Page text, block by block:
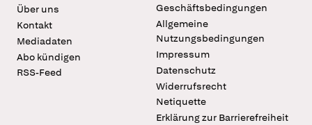
Über uns
Kontakt
Mediadaten
Abo kündigen
RSS-Feed
Geschäftsbedingungen
Allgemeine
Nutzungsbedingungen
Impressum
Datenschutz
Widerrufsrecht
Netiquette
Erklärung zur Barrierefreiheit